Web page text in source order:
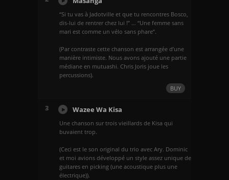
“Si tu vas à Jadotville et que tu rencontres Bosco,
dis-lui de rentrer chez lui !” … “Une femme sans
mari est comme un vélo sans phare”.
(Par contraste cette chanson est arrangée d’une
manière intimiste. Nous avons ajouté une partie
médiane en mutuashi. Chris Joris joue les
percussions).
BUY
3 Wazee Wa Kisa
Une chanson sur trois vieillards de Kisa qui
buvaient trop.
(Ceci est le son original du trio avec Ary. Dominic
et moi avions développé un style assez unique de
guitares en picking (une acoustique plus une
électrique)).